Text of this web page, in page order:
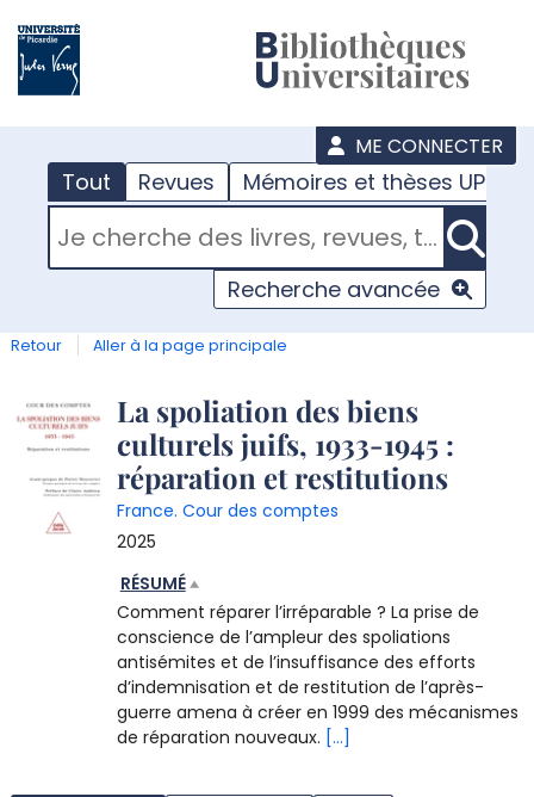
ME CONNECTER
Tout Revues Mémoires et thèses UPJV
RECHERCHER DANS "TOUT"
Recherche avancée
Retour Aller à la page principale
Détail
document
La spoliation des biens
culturels juifs, 1933-1945 :
réparation et restitutions
France. Cour des comptes
2025
RÉSUMÉ
Comment réparer l’irréparable ? La prise de
conscience de l’ampleur des spoliations
antisémites et de l’insuffisance des efforts
d’indemnisation et de restitution de l’après-
guerre amena à créer en 1999 des mécanismes
de réparation nouveaux. [...]